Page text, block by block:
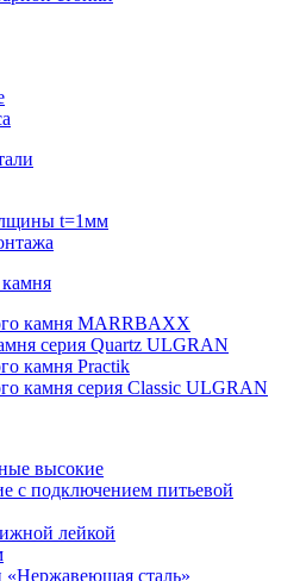
t=1мм
камня MARRBAXX
серия Quartz ULGRAN
камня Practik
камня серия Classic ULGRAN
высокие
с подключением питьевой
лейкой
сталь»